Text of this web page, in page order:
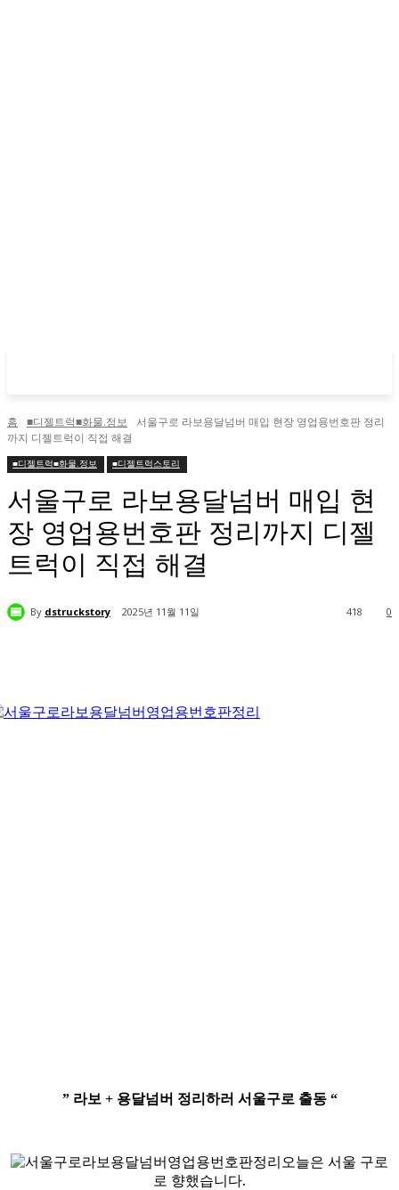
홈 ■디젤트럭■화물.정보
서울구로 라보용달넘버 매입 현장 영업용번호판 정리
까지 디젤트럭이 직접 해결
■디젤트럭■화물.정보 ■디젤트럭스토리
서울구로 라보용달넘버 매입 현
장 영업용번호판 정리까지 디젤
트럭이 직접 해결
By dstruckstory 2025년 11월 11일 0
418
” 라보 + 용달넘버 정리하러 서울구로 출동 “
오늘은 서울 구로
로 향했습니다.